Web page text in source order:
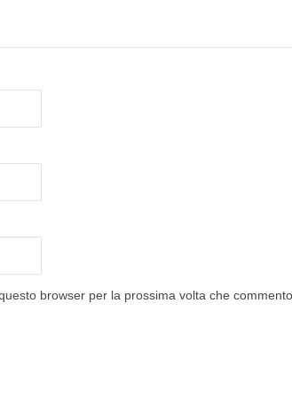
browser per la prossima volta che